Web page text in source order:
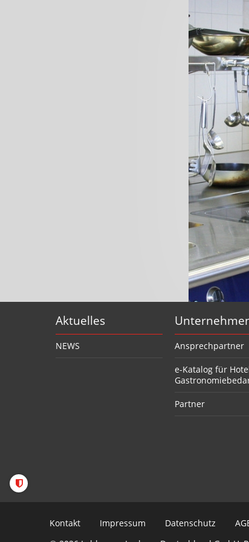
Aktuelles
NEWS Ansprechpartner
e-Katalog für
Partner
Kontakt Impressum Datenschutz